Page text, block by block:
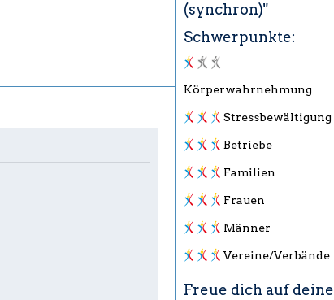
(synchron)"
Schwerpunkte:
Körperwahrnehmung
Stressbewältigung
Betriebe
Familien
Frauen
Männer
Vereine/Verbände
Freue dich auf deine